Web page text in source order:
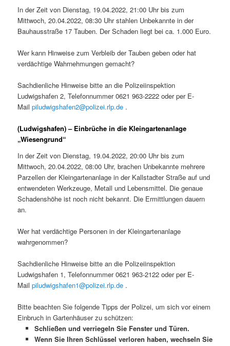
In der Zeit von Dienstag, 19.04.2022, 21:00 Uhr bis zum
Mittwoch, 20.04.2022, 08:30 Uhr stahlen Unbekannte in der
Bauhausstraße 17 Tauben. Der Schaden liegt bei ca. 1.000 Euro.
Wer kann Hinweise zum Verbleib der Tauben geben oder hat
verdächtige Wahrnehmungen gemacht?
Sachdienliche Hinweise bitte an die Polizeiinspektion
Ludwigshafen 2, Telefonnummer 0621 963-2222 oder per E-
Mailpiludwigshafen2@polizei.rlp.de .
(Ludwigshafen) – Einbrüche in die Kleingartenanlage
„Wiesengrund“
In der Zeit von Dienstag, 19.04.2022, 20:00 Uhr bis zum
Mittwoch, 20.04.2022, 08:00 Uhr, brachen Unbekannte mehrere
Parzellen der Kleingartenanlage in der Kallstadter Straße auf und
entwendeten Werkzeuge, Metall und Lebensmittel. Die genaue
Schadenshöhe ist noch nicht bekannt. Die Ermittlungen dauern
an.
Wer hat verdächtige Personen in der Kleingartenanlage
wahrgenommen?
Sachdienliche Hinweise bitte an die Polizeiinspektion
Ludwigshafen 1, Telefonnummer 0621 963-2122 oder per E-
Mailpiludwigshafen1@polizei.rlp.de .
Bitte beachten Sie folgende Tipps der Polizei, um sich vor einem
Einbruch in Gartenhäuser zu schützen:
Schließen und verriegeln Sie Fenster und Türen.
Wenn Sie Ihren Schlüssel verloren haben, wechseln Sie